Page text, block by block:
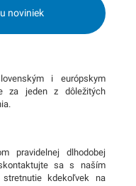
noviniek
i európskym
za jeden z dôležitých
pravidelnej dlhodobej
sa s naším
kdekoľvek na